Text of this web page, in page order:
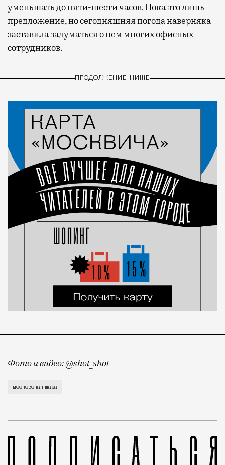
уменьшать до пяти-шести часов. Пока это лишь
предложение, но сегодняшняя погода наверняка
заставила задуматься о нем многих офисных
сотрудников.
ПРОДОЛЖЕНИЕ НИЖЕ
Фото и видео: @shot_shot
Москва сегодня переживает, возможно, самый
московская жара